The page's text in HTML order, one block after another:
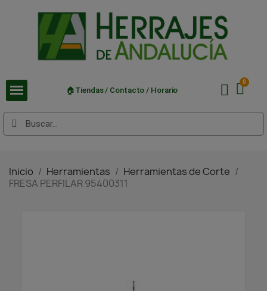
🏠Tiendas / Contacto / Horario
Inicio Herramientas
Herramientas de Corte
FRESA PERFILAR 95400311